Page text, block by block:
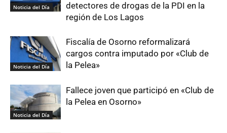
Noticia del Día
detectores de drogas de la PDI en la
región de Los Lagos
Noticia del Día
Fiscalía de Osorno reformalizará
cargos contra imputado por «Club de
la Pelea»
Noticia del Día
Fallece joven que participó en «Club de
la Pelea en Osorno»